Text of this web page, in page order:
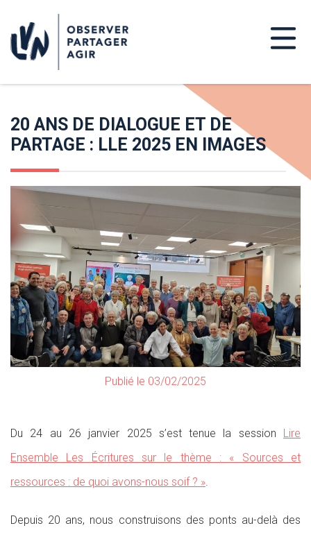
20 ANS DE DIALOGUE ET DE
PARTAGE : LLE 2025 EN IMAGES
Publié le 03/02/2025
Du 24 au 26 janvier 2025 s’est tenue la session
Lire
Ensemble Les Écritures sur le thème : « Sources et
ressources : de quoi avons-nous soif ? ».
Depuis 20 ans, nous construisons des ponts au-delà des